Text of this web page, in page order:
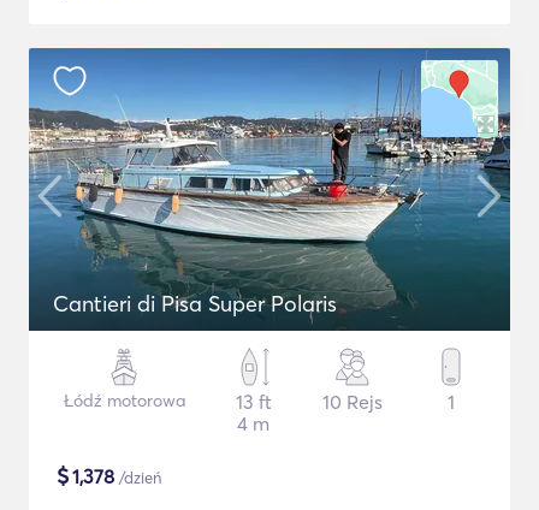
Cantieri di Pisa Super Polaris
Łódź motorowa
13 ft
4 m
10 Rejs 1
$1,378 /dzień